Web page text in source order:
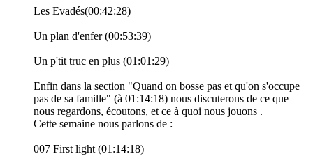
Les Evadés(00:42:28)
Un plan d'enfer (00:53:39)
Un p'tit truc en plus (01:01:29)
Enfin dans la section "Quand on bosse pas et qu'on s'occupe
pas de sa famille" (à 01:14:18) nous discuterons de ce que
nous regardons, écoutons, et ce à quoi nous jouons .
Cette semaine nous parlons de :
007 First light (01:14:18)